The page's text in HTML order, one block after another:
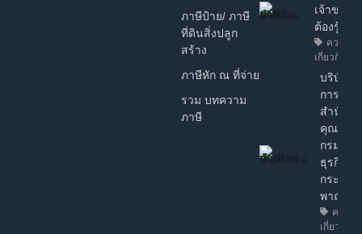
ภาษีป้าย/ ภาษี
ที่ดินสิ่งปลูก
สร้าง
ภาษีหัก ณ ที่จ่าย
รวม บทความ
ภาษี
เจ้าของธุ
ต้องรู้!
ความรู้
เกี่ยวกับธุร
บริษัทฯ
การรับร
สำนักง
คุณภาพ
กรมพัฒ
ธุรกิจก
กระทรว
พาณิชย์
ความ
เกี่ยวกับธุ